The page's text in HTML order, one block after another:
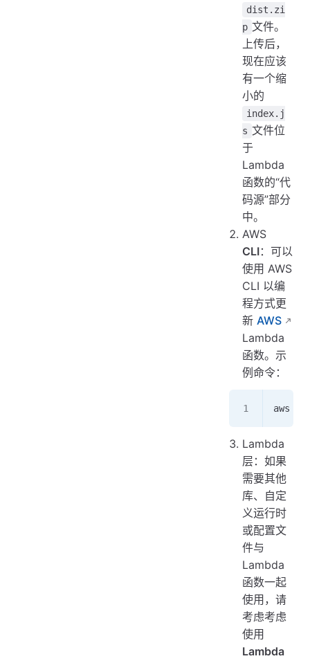
dist.zi
p 文件。
上传后，
现在应该
有一个缩
小的
index.j
s 文件位
于
Lambda
函数的“代
码源”部分
中。
AWS
CLI：可以
使用 AWS
CLI 以编
程方式更
新AWS
Lambda
函数。示
例命令：
aws
Lambda
层：如果
需要其他
库、自定
义运行时
或配置文
件与
Lambda
函数一起
使用，请
考虑考虑
使用
Lambda